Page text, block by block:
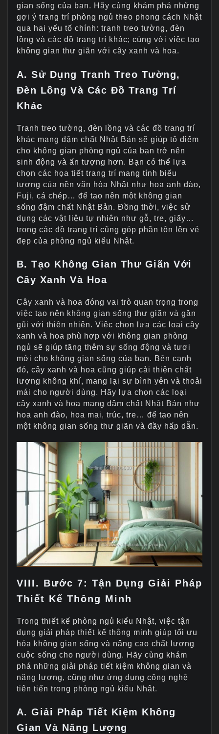
gian sống của bạn. Hãy cùng khám phá những
gợi ý trang trí phòng ngủ theo phong cách Nhật
qua hai yếu tố chính: tranh treo tường, đèn
lồng và các đồ trang trí khác; cùng với việc tạo
không gian thư giãn với cây xanh và hoa.
A. Sử Dụng Tranh Treo Tường,
Đèn Lồng Và Các Đồ Trang Trí
Khác
Tranh treo tường, đèn lồng và các đồ trang trí
khác mang đậm chất Nhật Bản sẽ giúp tô điểm
cho không gian phòng ngủ của bạn trở nên
sinh động và ấn tượng hơn. Bạn có thể lựa
chọn các họa tiết trang trí mang tính biểu
tượng của nền văn hóa Nhật như hoa anh đào,
Fuji, cá chép… để tạo nên một không gian
sống đậm chất Nhật Bản. Đồng thời, việc sử
dụng các vật liệu tự nhiên như gỗ, tre, giấy…
trong các đồ trang trí cũng góp phần tôn lên vẻ
đẹp của phòng ngủ kiểu Nhật.
B. Tạo Không Gian Thư Giãn Với
Cây Xanh Và Hoa
Cây xanh và hoa đóng vai trò quan trọng trong
việc tạo nên không gian sống thư giãn và gần
gũi với thiên nhiên. Việc chọn lựa các loại cây
xanh và hoa phù hợp với không gian phòng
ngủ sẽ giúp tăng thêm sự sống động và tươi
mới cho không gian sống của bạn. Bên cạnh
đó, cây xanh và hoa cũng giúp cải thiện chất
lượng không khí, mang lại sự bình yên và thoải
mái cho người dùng. Hãy lựa chọn các loại
cây xanh và hoa mang đậm chất Nhật Bản như
hoa anh đào, hoa mai, trúc, tre… để tạo nên
một không gian sống thư giãn và đầy hấp dẫn.
VIII. Bước 7: Tận Dụng Giải Pháp
Thiết Kế Thông Minh
Trong thiết kế phòng ngủ kiểu Nhật, việc tận
dụng giải pháp thiết kế thông minh giúp tối ưu
hóa không gian sống và nâng cao chất lượng
cuộc sống cho người dùng. Hãy cùng khám
phá những giải pháp tiết kiệm không gian và
năng lượng, cũng như ứng dụng công nghệ
tiên tiến trong phòng ngủ kiểu Nhật.
A. Giải Pháp Tiết Kiệm Không
Gian Và Năng Lượng